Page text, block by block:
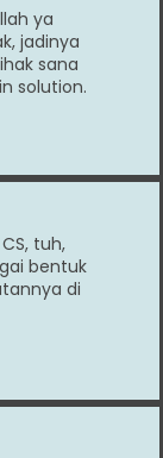
ya
jadinya
sana
solution.
tuh,
bentuk
di